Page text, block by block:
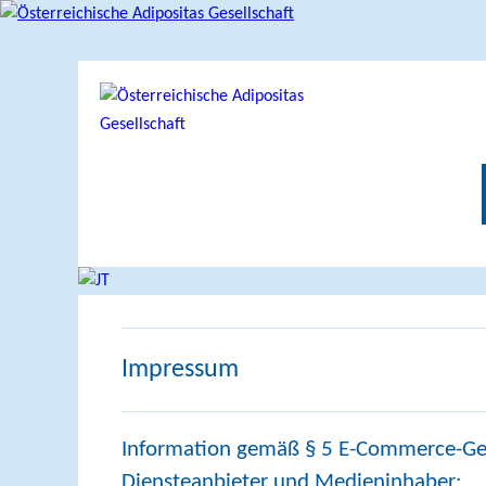
Impressum
Information gemäß § 5 E-Commerce-